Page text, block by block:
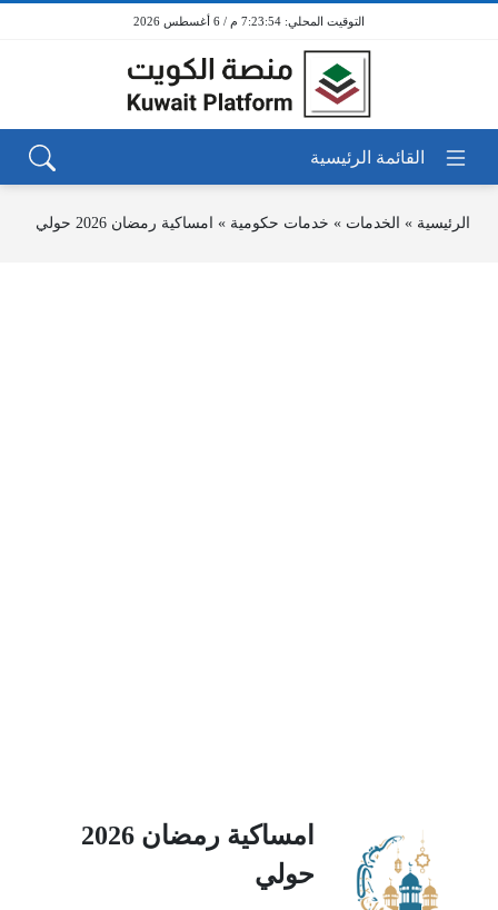
7:23:55 م / 6 أغسطس 2026
الرئيسية » الخدمات » خدمات حكومية » امساكية رمضان 2026 حولي
امساكية رمضان 2026
حولي